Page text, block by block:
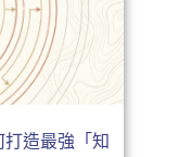
造最強「知